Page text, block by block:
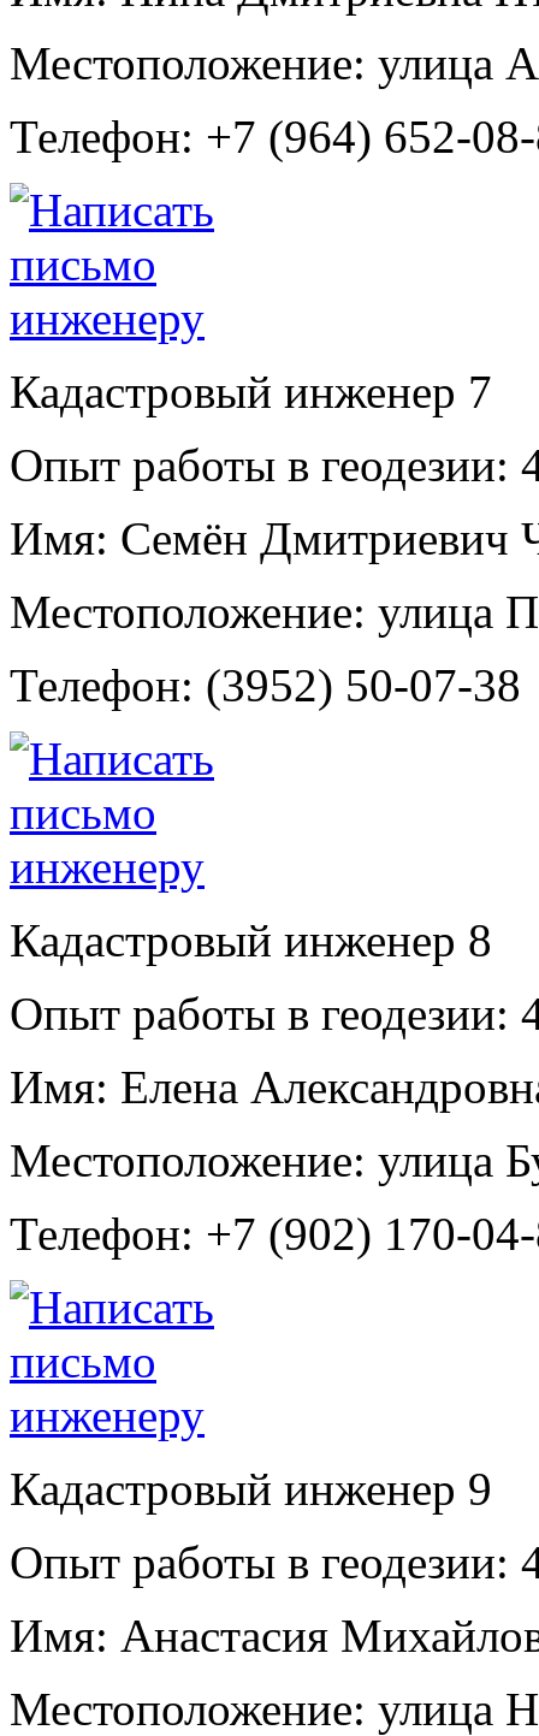
Местоположение: улица
Телефон: +7 (964) 652-
Кадастровый инженер 7
Опыт работы в геодезии:
Имя: Семён Дмитриевич
Местоположение: улица
Телефон: (3952) 50-07-38
Кадастровый инженер 8
Опыт работы в геодезии:
Имя: Елена
Местоположение: улица
Телефон: +7 (902) 170-
Кадастровый инженер 9
Опыт работы в геодезии:
Имя: Анастасия
Местоположение: улица